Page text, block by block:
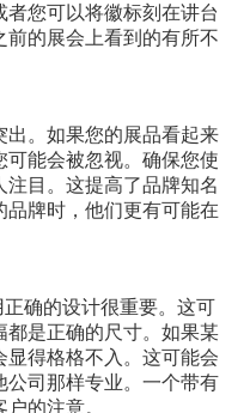
您可以将徽标刻在讲台
前的展会上看到的有所不
。如果您的展品看起来
能会被忽视。确保您使
注目。这提高了品牌知名
品牌时，他们更有可能在
确的设计很重要。这可
都是正确的尺寸。如果某
得格格不入。这可能会
公司那样专业。一个带有
的注意。